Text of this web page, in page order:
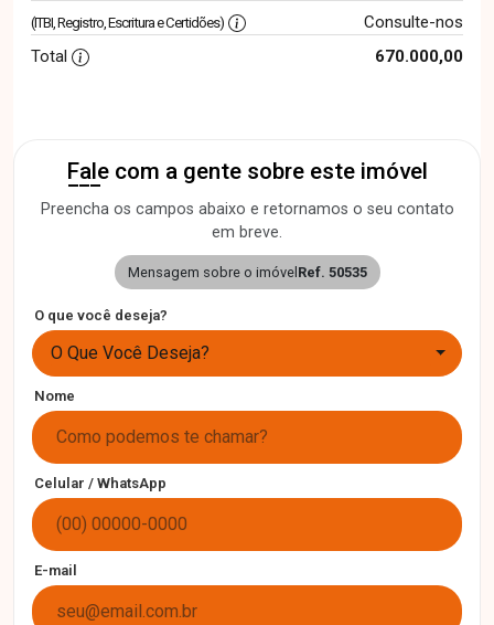
(ITBI, Registro, Escritura e Certidões)
Consulte-nos
Total
670.000,00
Fale com a gente sobre este imóvel
Preencha os campos abaixo e retornamos o seu contato
em breve.
Mensagem sobre o imóvel Ref. 50535
O que você deseja?
O Que Você Deseja?
Nome
Celular / WhatsApp
E-mail